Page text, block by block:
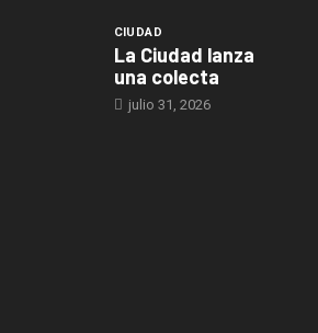
CIUDAD
La Ciudad lanza
una colecta
julio 31, 2026